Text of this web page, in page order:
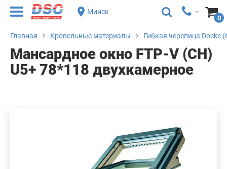
Минск
0
Главная Кровельные материалы Гибкая черепица Docke
Мансардное окно FTP-V (CH)
U5+ 78*118 двухкамерное